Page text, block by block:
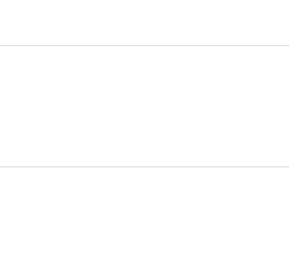
entre otras plataformas de podcast....